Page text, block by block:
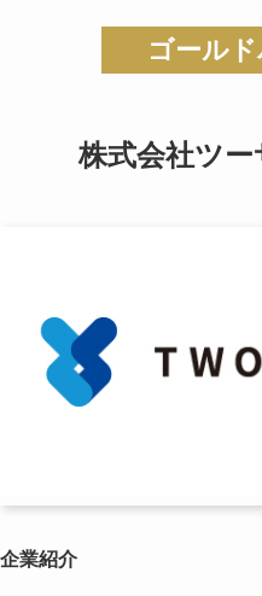
ゴール
株式会社ツ
企業紹介